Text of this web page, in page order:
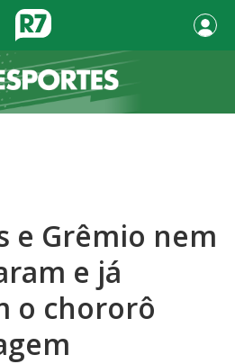
e Grêmio nem
e já
o chororô